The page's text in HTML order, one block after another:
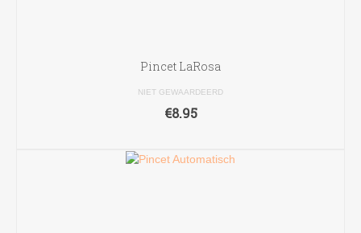
Pincet LaRosa
NIET GEWAARDEERD
€8.95